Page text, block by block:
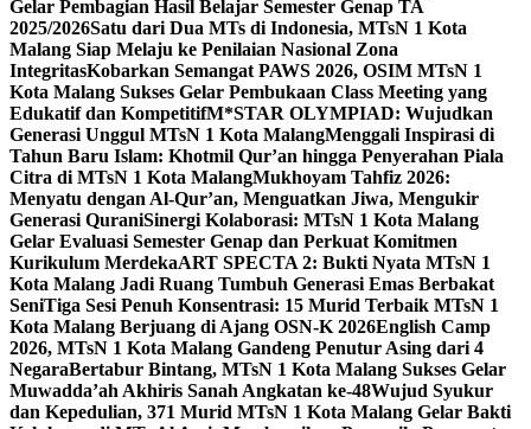
Gelar Pembagian Hasil Belajar Semester Genap TA
2025/2026Satu dari Dua MTs di Indonesia, MTsN 1 Kota
Malang Siap Melaju ke Penilaian Nasional Zona
IntegritasKobarkan Semangat PAWS 2026, OSIM MTsN 1
Kota Malang Sukses Gelar Pembukaan Class Meeting yang
Edukatif dan KompetitifM*STAR OLYMPIAD: Wujudkan
Generasi Unggul MTsN 1 Kota MalangMenggali Inspirasi di
Tahun Baru Islam: Khotmil Qur’an hingga Penyerahan Piala
Citra di MTsN 1 Kota MalangMukhoyam Tahfiz 2026:
Menyatu dengan Al-Qur’an, Menguatkan Jiwa, Mengukir
Generasi QuraniSinergi Kolaborasi: MTsN 1 Kota Malang
Gelar Evaluasi Semester Genap dan Perkuat Komitmen
Kurikulum MerdekaART SPECTA 2: Bukti Nyata MTsN 1
Kota Malang Jadi Ruang Tumbuh Generasi Emas Berbakat
SeniTiga Sesi Penuh Konsentrasi: 15 Murid Terbaik MTsN 1
Kota Malang Berjuang di Ajang OSN-K 2026English Camp
2026, MTsN 1 Kota Malang Gandeng Penutur Asing dari 4
NegaraBertabur Bintang, MTsN 1 Kota Malang Sukses Gelar
Muwadda’ah Akhiris Sanah Angkatan ke-48Wujud Syukur
dan Kepedulian, 371 Murid MTsN 1 Kota Malang Gelar Bakti